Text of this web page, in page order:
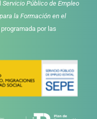
Servicio Público de Empleo
la Formación en el
por las